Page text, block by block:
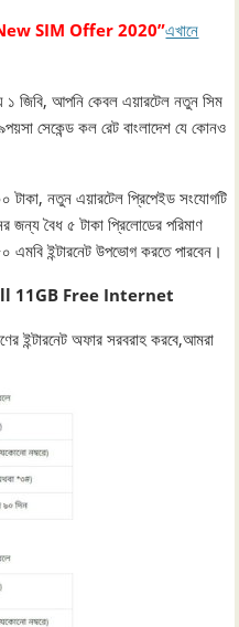
New SIM Offer 2020”এখানে
১ জিবি, আপনি কেবল এয়ারটেল নতুন সিম
সেকেন্ড কল রেট বাংলাদেশ যে কোনও
টাকা, নতুন এয়ারটেল প্রিপেইড সংযোগটি
জন্য বৈধ ৫ টাকা প্রিলোডের পরিমাণ
এমবি ইন্টারনেট উপভোগ করতে পারবেন।
11GB Free Internet
ইন্টারনেট অফার সরবরাহ করবে,আমরা